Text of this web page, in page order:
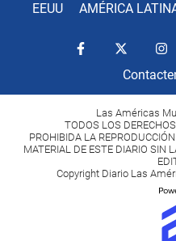
EEUU AMÉRICA
Las Américas
TODOS LOS
PROHIBIDA LA
MATERIAL DE ESTE DIARIO SIN
Copyright Diario Las